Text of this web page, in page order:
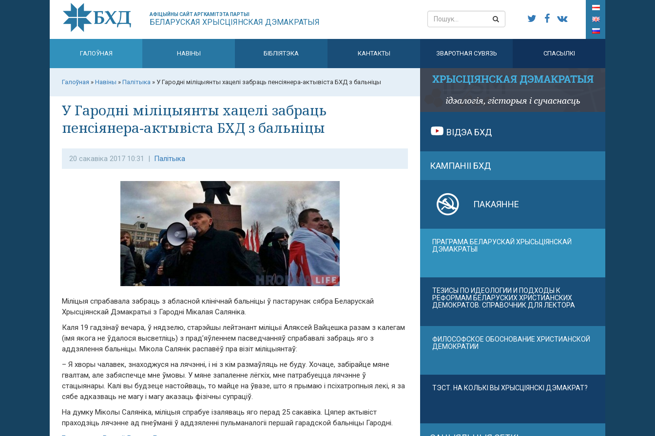
АФІЦЫЙНЫ САЙТ АРГКАМІТЭТА ПАРТЫІ
БЕЛАРУСКАЯ ХРЫСЦІЯНСКАЯ ДЭМАКРАТЫЯ
ГАЛОЎНАЯ НАВІНЫ БІБЛІЯТЭКА КАНТАКТЫ ЗВАРОТНАЯ СУВЯЗЬ СПАСЫЛКІ
Галоўная » Навіны » Палітыка » У Гародні міліцыянты хацелі забраць пенсіянера-актывіста БХД з бальніцы
У Гародні міліцыянты хацелі забраць
пенсіянера-актывіста БХД з бальніцы
20 сакавіка 2017 10:31 | Палітыка
Міліцыя спрабавала забраць з абласной клінічнай бальніцы ў пастарунак сябра Беларускай
Хрысціянскай Дэмакратыі з Гародні Мікалая Саляніка.
Каля 19 гадзінаў вечара, ў нядзелю, старэйшы лейтэнант міліцыі Аляксей Вайцешка разам з калегам
(імя якога не ўдалося высветліць) з прад’яўленнем пасведчанняў спрабавалі забраць яго з
аддзялення бальніцы. Мікола Салянік распавёў пра візіт міліцыянтаў:
– Я хворы чалавек, знаходжуся на лячэнні, і ні з кім размаўляць не буду. Хочаце, забірайце мяне
гвалтам, але забяспечце мне ўмовы. У мяне запаленне лёгкіх, мне патрабуецца лячэнне ў
стацыянары. Калі вы будзеце настойваць, то майце на ўвазе, што я прымаю і псіхатропныя лекі, я за
сябе адказваць не магу і магу аказаць фізічны супраціў.
На думку Міколы Саляніка, міліцыя спрабуе ізаляваць яго перад 25 сакавіка. Цяпер актывіст
праходзіць лячэнне ад пнеўманіі ў аддзяленні пульманалогіі першай гарадской бальніцы Гародні.
ВІДЭА БХД
КАМПАНІІ БХД
ПАКАЯННЕ
ПРАГРАМА БЕЛАРУСКАЙ ХРЫСЬЦІЯНСКАЙ
ДЭМАКРАТЫІ
ТЕЗИСЫ ПО ИДЕОЛОГИИ И ПОДХОДЫ К
РЕФОРМАМ БЕЛАРУСКИХ ХРИСТИАНСКИХ
ДЕМОКРАТОВ. СПРАВОЧНИК ДЛЯ ЛЕКТОРА
ФИЛОСОФСКОЕ ОБОСНОВАНИЕ ХРИСТИАНСКОЙ
ДЕМОКРАТИИ
ТЭСТ. НА КОЛЬКІ ВЫ ХРЫСЦІЯНСКІ ДЭМАКРАТ?